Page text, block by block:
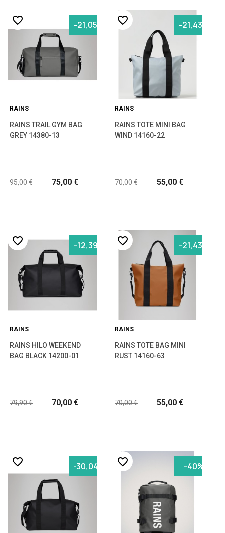
RAINS
RAINS TRAIL GYM BAG
GREY 14380-13
95,00 € 75,00 €
-21,05%
favorite_border
RAINS
RAINS TOTE MINI BAG
WIND 14160-22
70,00 € 55,00 €
-21,43%
favorite_border
RAINS
RAINS HILO WEEKEND
BAG BLACK 14200-01
79,90 € 70,00 €
-12,39%
favorite_border
RAINS
RAINS TOTE BAG MINI
RUST 14160-63
70,00 € 55,00 €
-21,43%
favorite_border
-30,04%
favorite_border -40%
favorite_border